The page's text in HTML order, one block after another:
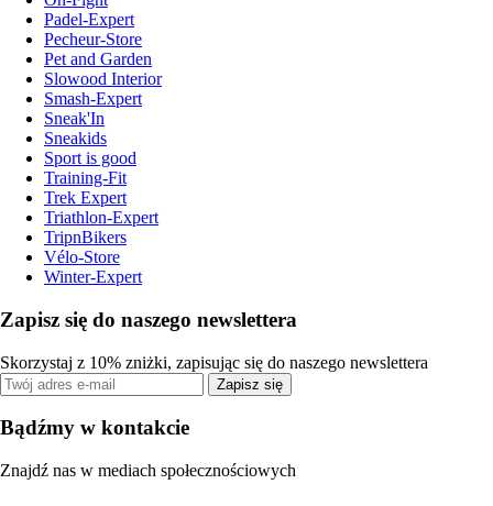
Padel-Expert
Pecheur-Store
Pet and Garden
Slowood Interior
Smash-Expert
Sneak'In
Sneakids
Sport is good
Training-Fit
Trek Expert
Triathlon-Expert
TripnBikers
Vélo-Store
Winter-Expert
Zapisz się do naszego newslettera
Skorzystaj z 10% zniżki, zapisując się do naszego newslettera
Zapisz się
Bądźmy w kontakcie
Znajdź nas w mediach społecznościowych